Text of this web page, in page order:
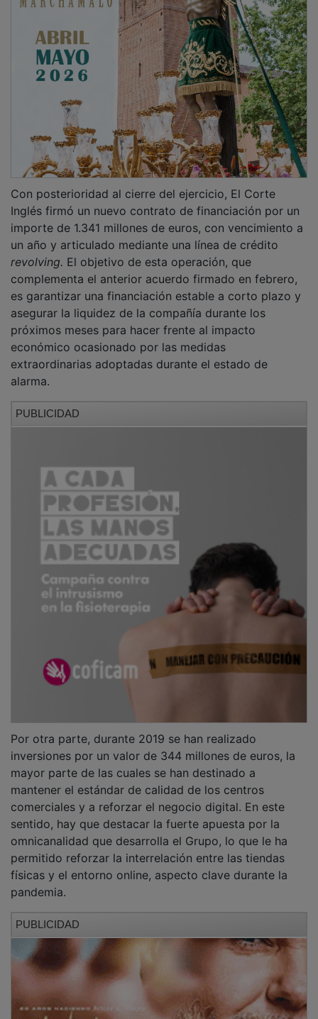
Inglés firmó un nuevo contrato de financiación por un
importe de 1.341 millones de euros, con vencimiento a
un año y articulado mediante una línea de crédito
revolving.El objetivo de esta operación, que
complementa el anterior acuerdo firmado en febrero,
es garantizar una financiación estable a corto plazo y
asegurar la liquidez de la compañía durante los
próximos meses para hacer frente al impacto
económico ocasionado por las medidas
extraordinarias adoptadas durante el estado de
alarma.
inversiones por un valor de 344 millones de euros, la
mayor parte de las cuales se han destinado a
mantener el estándar de calidad de los centros
comerciales y a reforzar el negocio digital. En este
sentido, hay que destacar la fuerte apuesta por la
omnicanalidad que desarrolla el Grupo, lo que le ha
permitido reforzar la interrelación entre las tiendas
físicas y el entorno online, aspecto clave durante la
pandemia.